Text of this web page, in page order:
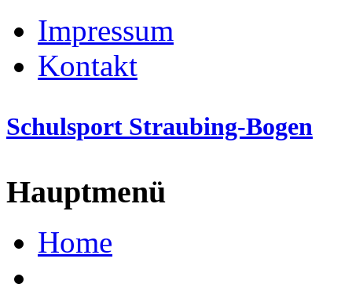
Impressum
Kontakt
Schulsport Straubing-Bogen
Hauptmenü
Home